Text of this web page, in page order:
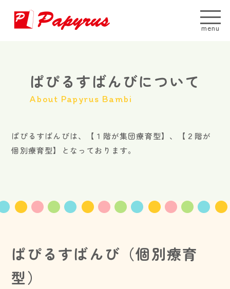
menu
ぱぴるすばんびについて
About Papyrus Bambi
ぱぴるすばんびは、【１階が集団療育型】、【２階が
個別療育型】となっております。
ぱぴるすばんび（個別療育
型）